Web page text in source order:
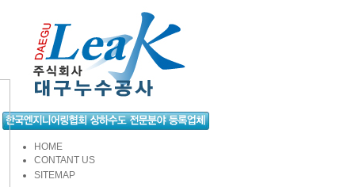
HOME
CONTANT US
SITEMAP